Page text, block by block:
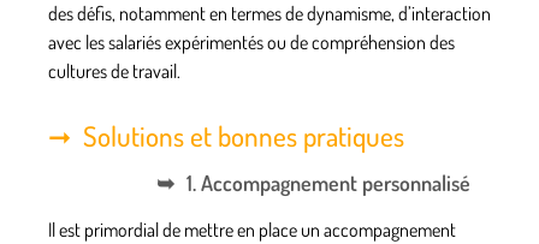
des défis, notamment en termes de dynamisme, d’interaction
avec les salariés expérimentés ou de compréhension des
cultures de travail.
Solutions et bonnes pratiques
1. Accompagnement personnalisé
Il est primordial de mettre en place un accompagnement